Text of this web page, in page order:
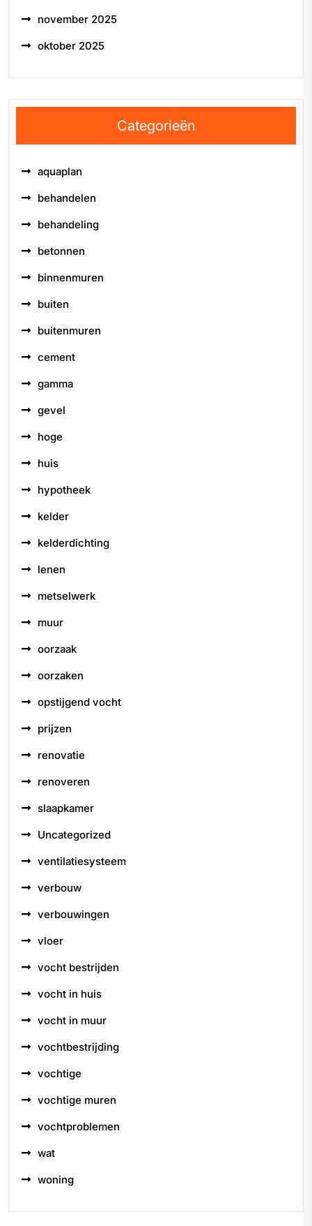
november 2025
oktober 2025
Categorieën
aquaplan
behandelen
behandeling
betonnen
binnenmuren
buiten
buitenmuren
cement
gamma
gevel
hoge
huis
hypotheek
kelder
kelderdichting
lenen
metselwerk
muur
oorzaak
oorzaken
opstijgend vocht
prijzen
renovatie
renoveren
slaapkamer
Uncategorized
ventilatiesysteem
verbouw
verbouwingen
vloer
vocht bestrijden
vocht in huis
vocht in muur
vochtbestrijding
vochtige
vochtige muren
vochtproblemen
wat
woning